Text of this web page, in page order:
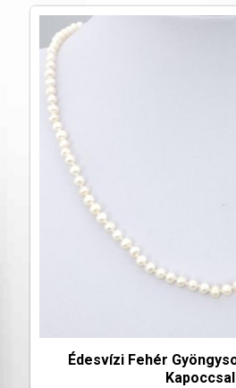
Édesvízi Fehér
Kapoccsal